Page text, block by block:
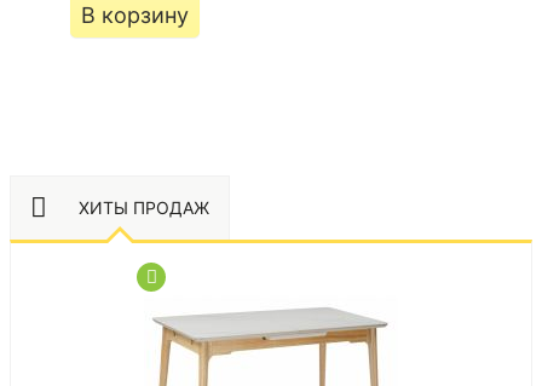
В корзину
ХИТЫ ПРОДАЖ